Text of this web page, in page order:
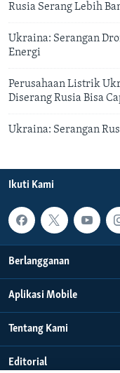
Rusia Serang Lebih
Ukraina: Serangan
Energi
Perusahaan Listrik
Diserang Rusia Bisa
Ukraina: Serangan
Ikuti Kami
Berlangganan
Aplikasi Mobile
Tentang Kami
Editorial